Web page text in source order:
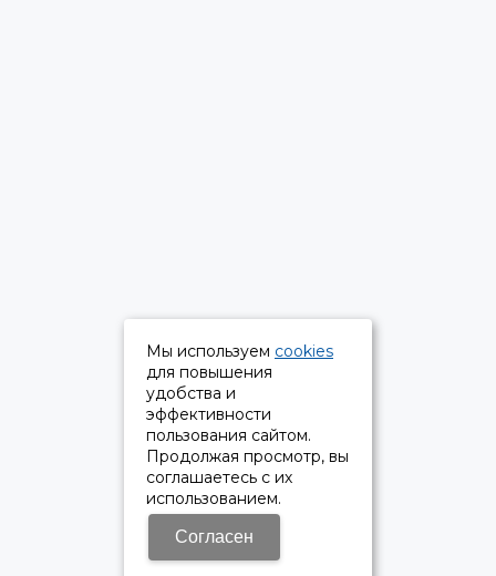
Мы используем cookies
для повышения
удобства и
эффективности
пользования сайтом.
Продолжая просмотр, вы
соглашаетесь с их
использованием.
Согласен